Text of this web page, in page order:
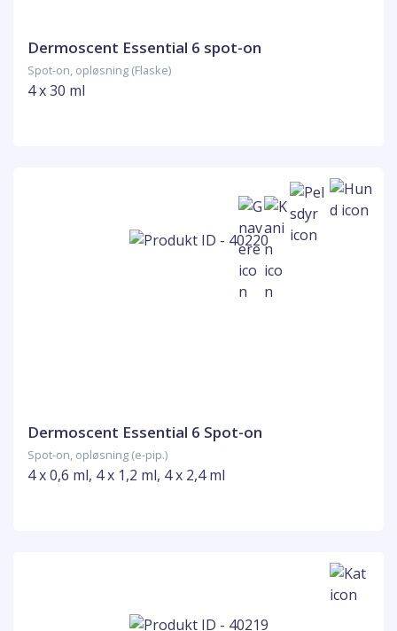
Dermoscent Essential 6 spot-on
Spot-on, opløsning (Flaske)
4 x 30 ml
Dermoscent Essential 6 Spot-on
Spot-on, opløsning (e-pip.)
4 x 0,6 ml, 4 x 1,2 ml, 4 x 2,4 ml